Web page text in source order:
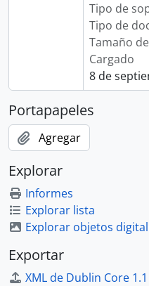
Tipo de
Tipo de
Tamaño
Cargado
8 de
Portapapeles
Agregar
Explorar
Informes
Explorar lista
Explorar objetos
Exportar
XML de Dublin Core 1.1